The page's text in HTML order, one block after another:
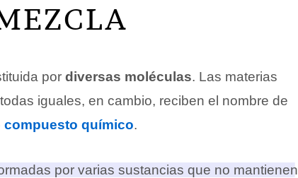
por diversas moléculas. Las materias
iguales, en cambio, reciben el nombre de
compuesto químico.
por varias sustancias que no mantienen